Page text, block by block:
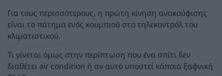
Για τους περισσότερους, η πρώτη κίνηση ανακούφισης
είναι το πάτημα ενός κουμπιού στο τηλεκοντρόλ του
κλιματιστικού.
Τι γίνεται όμως στην περίπτωση που ένα σπίτι δεν
διαθέτει air condition ή αν αυτό υποστεί κάποια ξαφνική